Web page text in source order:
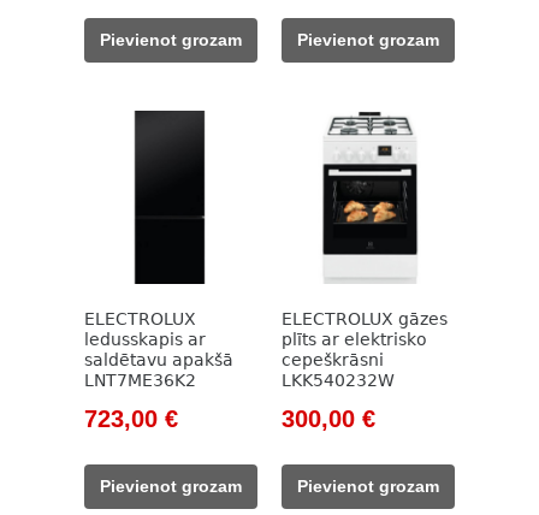
was:
425,00 €.
281,00 €.
Pievienot grozam
was:
657,00 €.
444,00 €.
Pievienot grozam
ELECTROLUX
ledusskapis ar
saldētavu apakšā
LNT7ME36K2
Original
was:
987,00 €.
723,00 €Current
723,00 €.
Pievienot grozam
ELECTROLUX gāzes
plīts ar elektrisko
cepeškrāsni
LKK540232W
Original
was:
415,00 €.
300,00 €Current
300,00 €.
Pievienot grozam